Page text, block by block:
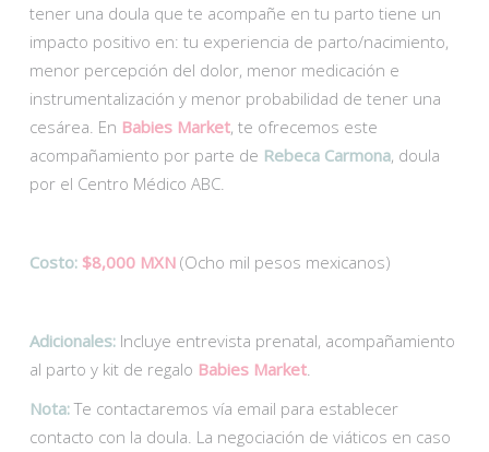
tener una doula que te acompañe en tu parto tiene un
impacto positivo en: tu experiencia de parto/nacimiento,
menor percepción del dolor, menor medicación e
instrumentalización y menor probabilidad de tener una
cesárea. En Babies Market, te ofrecemos este
acompañamiento por parte de Rebeca Carmona, doula
por el Centro Médico ABC.
Costo: $8,000 MXN (Ocho mil pesos mexicanos)
Adicionales: Incluye entrevista prenatal, acompañamiento
al parto y kit de regalo Babies Market
Nota:Te contactaremos vía email para establecer
contacto con la doula. La negociación de viáticos en caso